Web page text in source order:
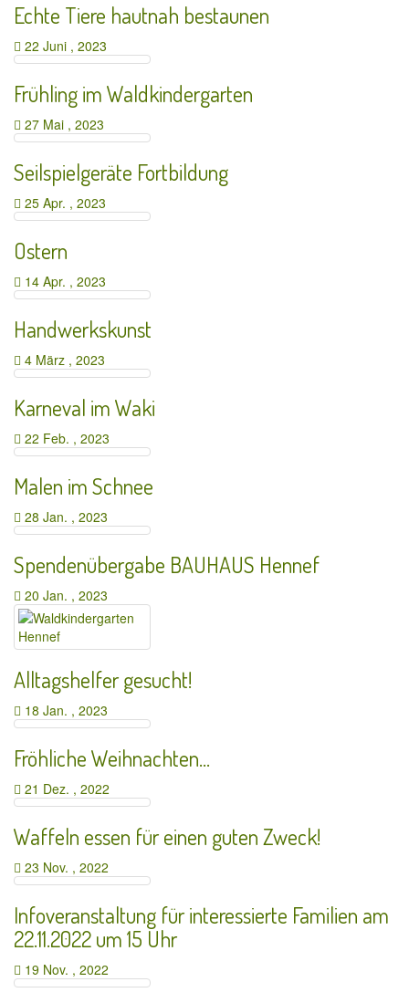
Echte Tiere hautnah bestaunen
22 Juni , 2023
Frühling im Waldkindergarten
27 Mai , 2023
Seilspielgeräte Fortbildung
25 Apr. , 2023
Ostern
14 Apr. , 2023
Handwerkskunst
4 März , 2023
Karneval im Waki
22 Feb. , 2023
Malen im Schnee
28 Jan. , 2023
Spendenübergabe BAUHAUS Hennef
20 Jan. , 2023
Alltagshelfer gesucht!
18 Jan. , 2023
Fröhliche Weihnachten…
21 Dez. , 2022
Waffeln essen für einen guten Zweck!
23 Nov. , 2022
Infoveranstaltung für interessierte Familien am
22.11.2022 um 15 Uhr
19 Nov. , 2022